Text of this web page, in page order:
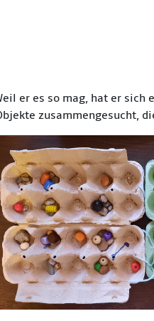
er es so mag, hat er sich
zusammengesucht,